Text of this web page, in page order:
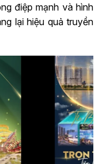
điệp mạnh và hình
lại hiệu quả truyền